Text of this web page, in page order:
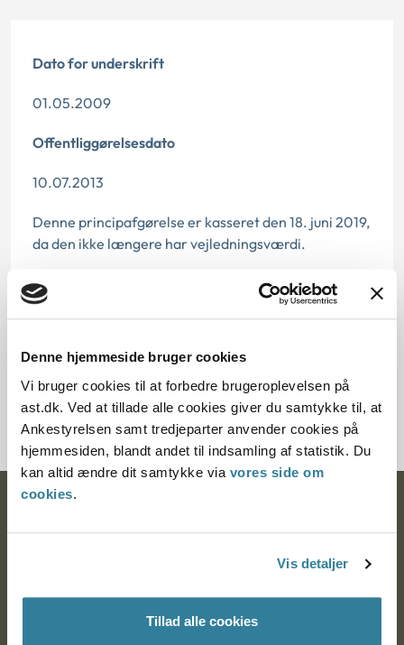
Denne hjemmeside bruger cookies
Vi bruger cookies til at forbedre brugeroplevelsen på
ast.dk. Ved at tillade alle cookies giver du samtykke til, at
Ankestyrelsen samt tredjeparter anvender cookies på
hjemmesiden, blandt andet til indsamling af statistik. Du
kan altid ændre dit samtykke via vores side om
cookies.
Vis detaljer
Tillad alle cookies
Dato for underskrift
01.05.2009
Offentliggørelsesdato
10.07.2013
Denne principafgørelse er kasseret den 18. juni 2019,
da den ikke længere har vejledningsværdi.
Paragraf
§ 72 § 128 § 71
Journalnummer
2000308-08